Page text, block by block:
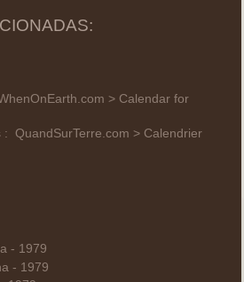
> Calendar for
: QuandSurTerre.com > Calendrier
- 1979
- 1979